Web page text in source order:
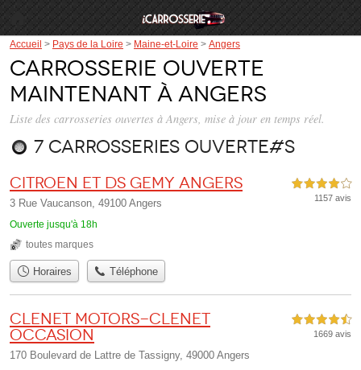
Accueil > Pays de la Loire > Maine-et-Loire > Angers
Carrosserie ouverte
maintenant à Angers
Liste des carrosseries ouvertes à Angers, mise à jour en temps réel.
7 carrosseries ouverte#s
Citroen et Ds Gemy Angers
3 Rue Vaucanson, 49100 Angers
Ouverte jusqu'à 18h
4,0 étoiles sur 5
1157 avis
toutes marques
Horaires Téléphone
Clenet Motors-Clenet
Occasion
170 Boulevard de Lattre de Tassigny, 49000 Angers
4,5 étoiles sur 5
1669 avis